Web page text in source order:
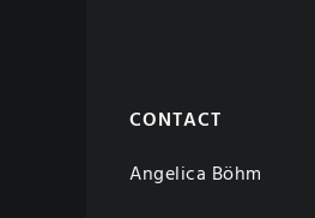
CONTACT
Angelica Böhm